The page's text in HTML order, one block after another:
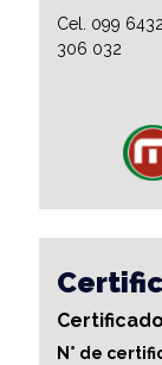
Cel. 099
306 032
N° de